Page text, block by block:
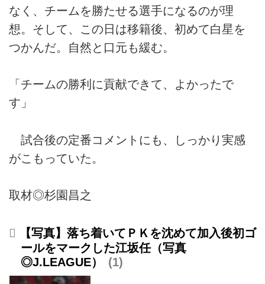
なく、チームを勝たせる選手になるのが理
想。そして、この日は移籍後、初めて白星を
つかんだ。自然と口元も緩む。
「チームの勝利に貢献できて、よかったで
す」
試合後の定番コメントにも、しっかり実感
がこもっていた。
取材◎杉園昌之
【写真】落ち着いてＰＫを沈めて加入後初ゴ
ールをマークした江坂任（写真
◎J.LEAGUE）
1